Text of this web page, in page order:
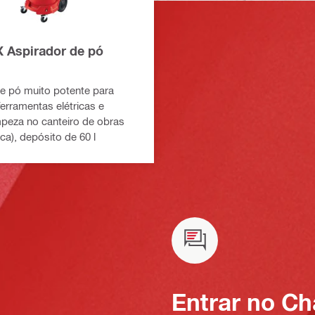
Aspirador de pó
pó muito potente para
elétricas e
no canteiro de obras
depósito de 60 l
Entrar no